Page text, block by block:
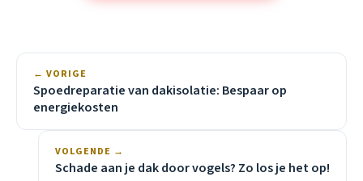
← VORIGE
Spoedreparatie van dakisolatie: Bespaar op
energiekosten
VOLGENDE →
Schade aan je dak door vogels? Zo los je het op!